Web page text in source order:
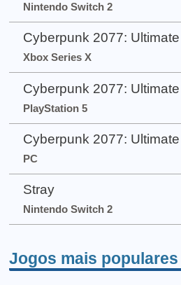
Nintendo Switch 2
Cyberpunk 2077:
Xbox Series X
Cyberpunk 2077:
PlayStation 5
Cyberpunk 2077:
PC
Stray
Nintendo Switch 2
Jogos mais populares